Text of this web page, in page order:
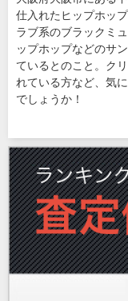
仕入れたヒップホッ
ラブ系のブラックミ
ップホップなどのサ
ているとのこと。ク
れている方など、気
でしょうか！